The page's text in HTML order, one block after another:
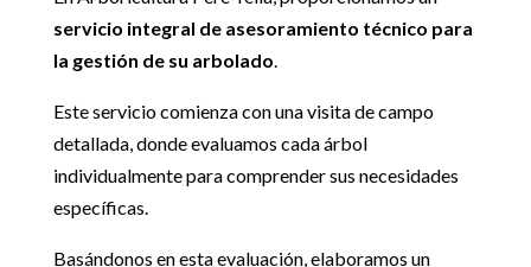
servicio integral de asesoramiento técnico para
la gestión de su arbolado.
Este servicio comienza con una visita de campo
detallada, donde evaluamos cada árbol
individualmente para comprender sus necesidades
específicas.
Basándonos en esta evaluación, elaboramos un